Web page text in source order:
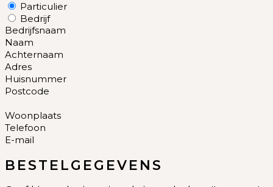
Particulier
Bedrijf
Bedrijfsnaam
Naam
Achternaam
Adres
Huisnummer
Postcode
Woonplaats
Telefoon
E-mail
BESTELGEGEVENS